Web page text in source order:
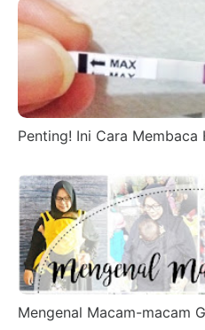
Penting! Ini Cara Membaca
Mengenal Macam-macam